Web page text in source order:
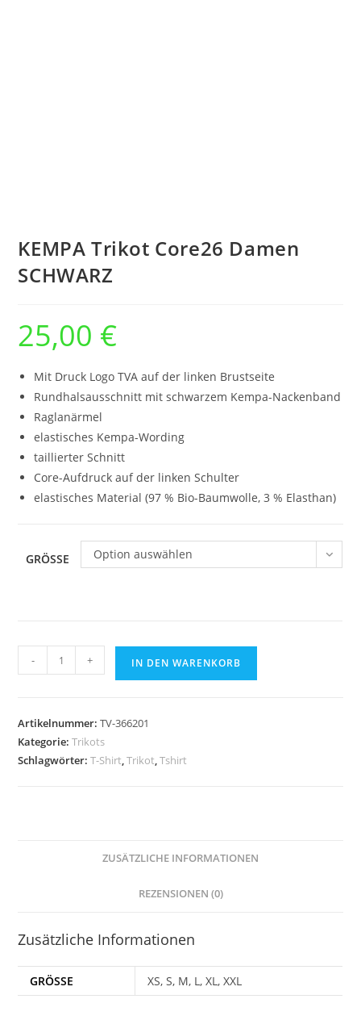
KEMPA Trikot Core26 Damen
SCHWARZ
25,00 €
Mit Druck Logo TVA auf der linken Brustseite
Rundhalsausschnitt mit schwarzem Kempa-Nackenband
Raglanärmel
elastisches Kempa-Wording
taillierter Schnitt
Core-Aufdruck auf der linken Schulter
elastisches Material (97 % Bio-Baumwolle, 3 % Elasthan)
GRÖSSE Option auswählen
Trikot
Damen
SCHWARZ
Menge
- + IN DEN WARENKORB
Artikelnummer:TV-366201
Kategorie:Trikots
Schlagwörter:T-Shirt,Trikot,Tshirt
ZUSÄTZLICHE INFORMATIONEN
REZENSIONEN (0)
Zusätzliche Informationen
GRÖSSE XS, S, M, L, XL, XXL